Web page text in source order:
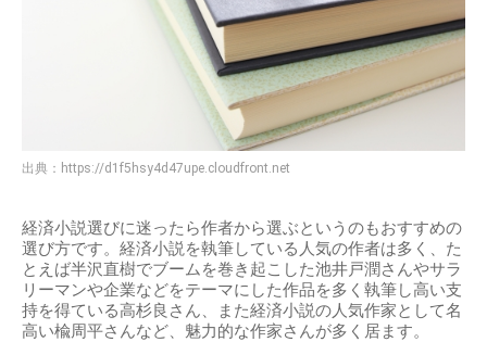
出典： https://d1f5hsy4d47upe.cloudfront.net
経済小説選びに迷ったら作者から選ぶというのもおすすめの
選び方です。経済小説を執筆している人気の作者は多く、た
とえば半沢直樹でブームを巻き起こした池井戸潤さんやサラ
リーマンや企業などをテーマにした作品を多く執筆し高い支
持を得ている高杉良さん、また経済小説の人気作家として名
高い楡周平さんなど、魅力的な作家さんが多く居ます。